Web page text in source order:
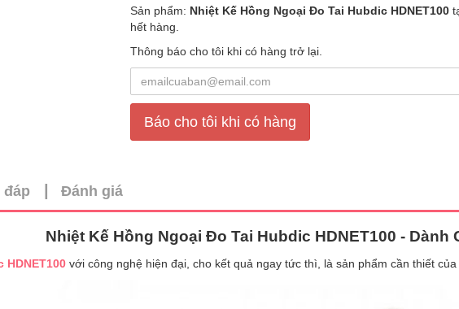
Sản phẩm: Nhiệt Kế Hồng Ngoại Đo Tai Hubdic HDNET100
hết hàng.
Thông báo cho tôi khi có hàng trở lại.
Báo cho tôi khi có hàng
đáp Đánh giá
Nhiệt Kế Hồng Ngoại Đo Tai Hubdic HDNET100 - Dành
với công nghệ hiện đại, cho kết quả ngay tức thì, là sản phẩm cần thiết